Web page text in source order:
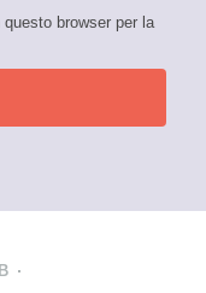
browser per la